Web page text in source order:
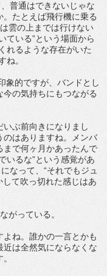
普通はできないじゃな
たとえば飛行機に乗る
雲の上までは行けない
ている”という場面から
れるような存在がいた
ね。
象的ですが、バンドとし
の気持ちにもつながる
ぶ前向きになりまし
のはありますね。メンバ
まで何ヶ月かあったんで
いるな”という感覚があ
なって、“それでもジュ
して吹っ切れた感じはあ
がっている。
ね。誰かの一言とかも
は全然気にならなくな